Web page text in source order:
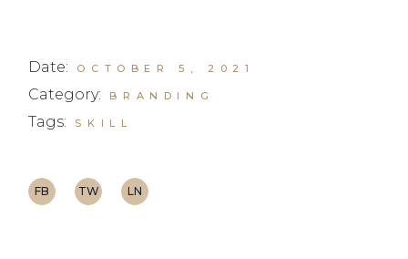
Date: OCTOBER 5, 2021
Category: BRANDING
Tags: SKILL
FB TW LN